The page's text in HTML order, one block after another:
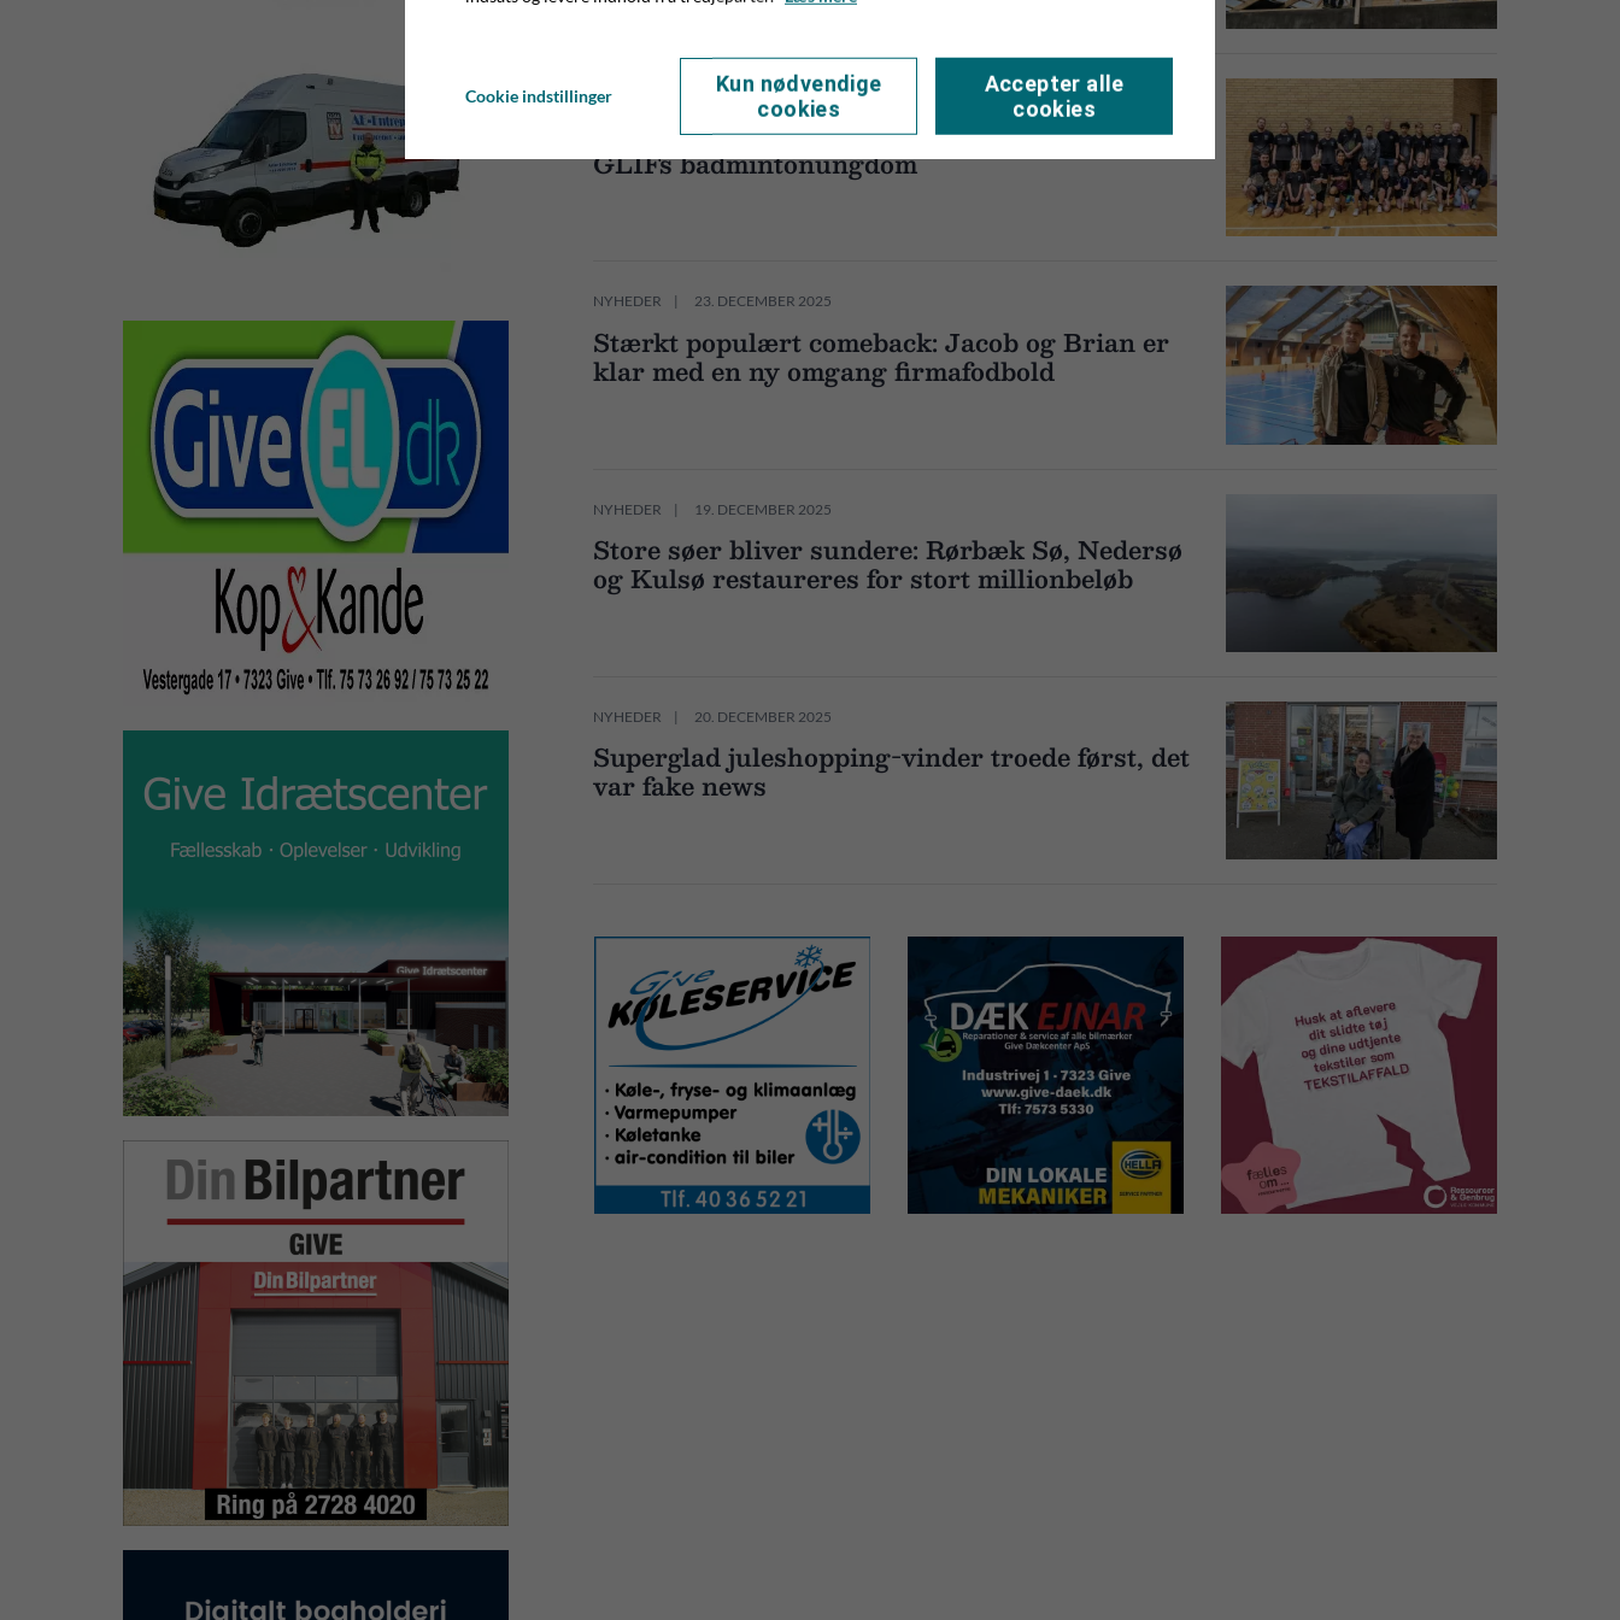
NYHEDER 25. DECEMBER 2025
Anette og Jakob i julegavehumør: Nyt spilletøj til
GLIFs badmintonungdom
NYHEDER 23. DECEMBER 2025
Stærkt populært comeback: Jacob og Brian er
klar med en ny omgang firmafodbold
NYHEDER 19. DECEMBER 2025
Store søer bliver sundere: Rørbæk Sø, Nedersø
og Kulsø restaureres for stort millionbeløb
NYHEDER 20. DECEMBER 2025
Superglad juleshopping-vinder troede først, det
var fake news
Cookie indstillinger
Kun nødvendige
cookies
Accepter alle
cookies